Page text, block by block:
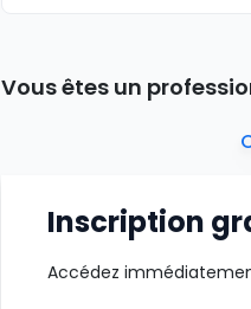
Vous êtes un
Inscription
Accédez